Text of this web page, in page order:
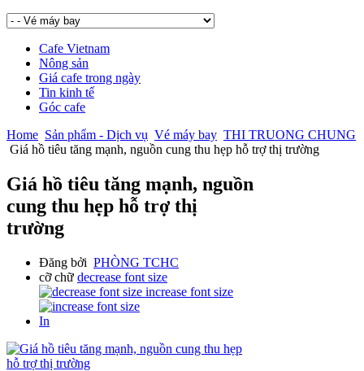
Cafe Vietnam
Nông sản
Giá cafe trong ngày
Tin kinh tế
Góc cafe
Home Sản phẩm - Dịch vụ Vé máy bay THI TRUONG CHUNG
Giá hồ tiêu tăng mạnh, nguồn cung thu hẹp hỗ trợ thị trường
Giá hồ tiêu tăng mạnh, nguồn
cung thu hẹp hỗ trợ thị
trường
Đăng bởi PHÒNG TCHC
cỡ chữ decrease font size
increase font size
In